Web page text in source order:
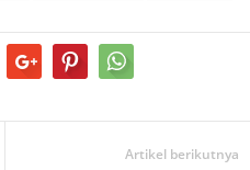
Artikel berikutnya